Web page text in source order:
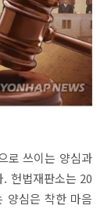
로 쓰이는 양심과
헌법재판소는 20
양심은 착한 마음